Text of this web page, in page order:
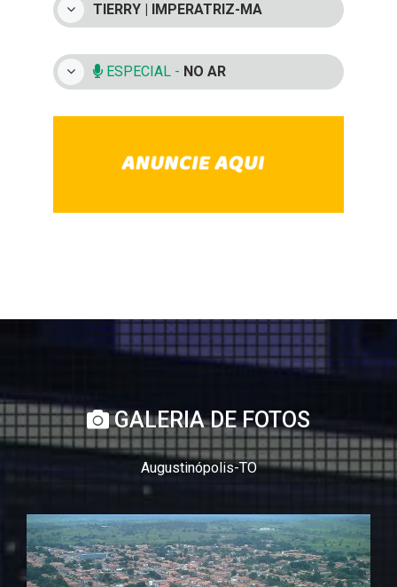
TIERRY | IMPERATRIZ-MA
ESPECIAL - NO AR
GALERIA DE FOTOS
Augustinópolis-TO